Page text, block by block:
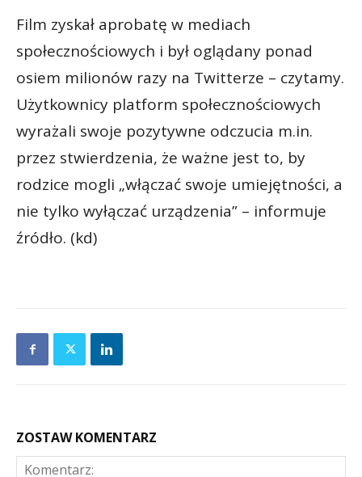
Film zyskał aprobatę w mediach
społecznościowych i był oglądany ponad
osiem milionów razy na Twitterze – czytamy.
Użytkownicy platform społecznościowych
wyrażali swoje pozytywne odczucia m.in.
przez stwierdzenia, że ważne jest to, by
rodzice mogli „włączać swoje umiejętności, a
nie tylko wyłączać urządzenia” – informuje
źródło. (kd)
ZOSTAW KOMENTARZ